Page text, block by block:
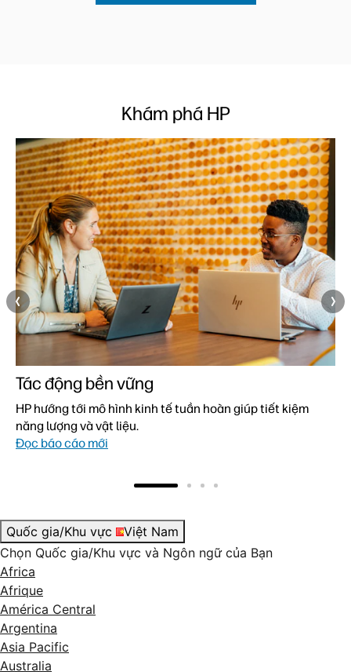
Khám phá HP
Tác động bền vững
HP hướng tới mô hình kinh tế tuần hoàn giúp tiết kiệm
năng lượng và vật liệu.
Đọc báo cáo mới
Quốc gia/Khu vực
Việt Nam
Chọn Quốc gia/Khu vực và Ngôn ngữ của Bạn
Africa
Afrique
América Central
Argentina
Asia Pacific
Australia